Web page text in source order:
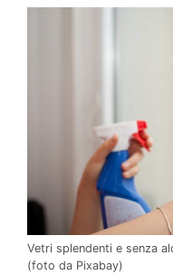
Vetri splendenti e senza
(foto da Pixabay)